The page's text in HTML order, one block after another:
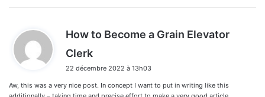
How to Become a Grain Elevator
Clerk
t
:
22 décembre 2022 à 13h03
Aw, this was a very nice post. In concept I want to put in writing like this